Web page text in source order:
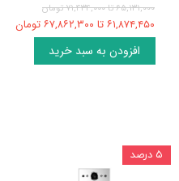
۶۵,۱۳۱,۰۰۰ تا ۷۱,۴۳۴,۰۰۰ تومان
۶۱,۸۷۴,۴۵۰ تا ۶۷,۸۶۲,۳۰۰ تومان
افزودن به سبد خرید
۵ درصد